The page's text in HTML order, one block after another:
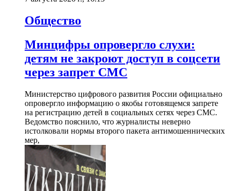
Общество
Минцифры опровергло слухи:
детям не закроют доступ в соцсети
через запрет СМС
Министерство цифрового развития России официально
опровергло информацию о якобы готовящемся запрете
на регистрацию детей в социальных сетях через СМС.
Ведомство пояснило, что журналисты неверно
истолковали нормы второго пакета антимошеннических
мер,